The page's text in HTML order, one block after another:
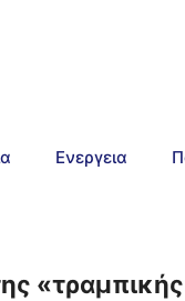
Ενεργεια